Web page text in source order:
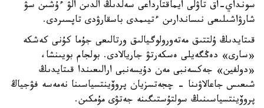
سونداي-اق تاۋلى ايماقتارداعى سەلدىڭ الدىن الۋ ءۇشىن سۋ
شارۋاشىلىعى نىساندارىن ءتيىمدى باسقارۋدى تاپسىردى.
قىتايدىڭ ۇلتتىق مەتەورولوگيالىق ورتالىعى جۇما كۇنى كەشكە
«سارى» دەڭگەيلى ەسكەرتۋ جاريالادى. بولجام بويىنشا،
«دولفين» جەكسەنبى مەن دۇيسەنبى ارالىعىندا قىتايدىڭ
شىعىس جاعالاۋىنا - چجەتسزيان پروۆينتسياسىنا نەمەسە فۋجياڭ
پروۆينتسياسىنىڭ سولتۇستىگىنە جەتۋى مۇمكىن.